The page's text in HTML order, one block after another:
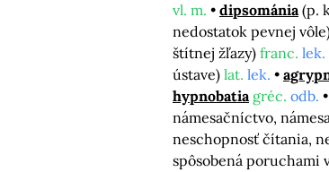
vl. m.
dipsománia (p.
nedostatok pevnej
štítnej žľazy) franc. lek.
ústave) lat. lek.
hypnobatia gréc. odb.
námesačníctvo,
neschopnosť čítania,
spôsobená poruchami